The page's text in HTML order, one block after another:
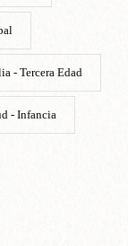
- Tercera Edad
- Infancia